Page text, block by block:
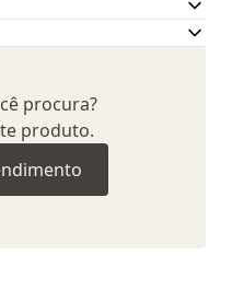
procura?
produto.